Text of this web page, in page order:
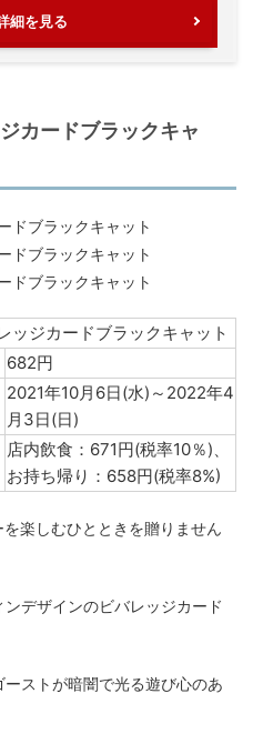
細を見る
カードブラックキャ
ッジカードブラックキャット
682円
2021年10月6日(水)～2022年4
月3日(日)
店内飲食：671円(税率10％)、
お持ち帰り：658円(税率8%)
楽しむひとときを贈りません
デザインのビバレッジカード
ストが暗闇で光る遊び心のあ